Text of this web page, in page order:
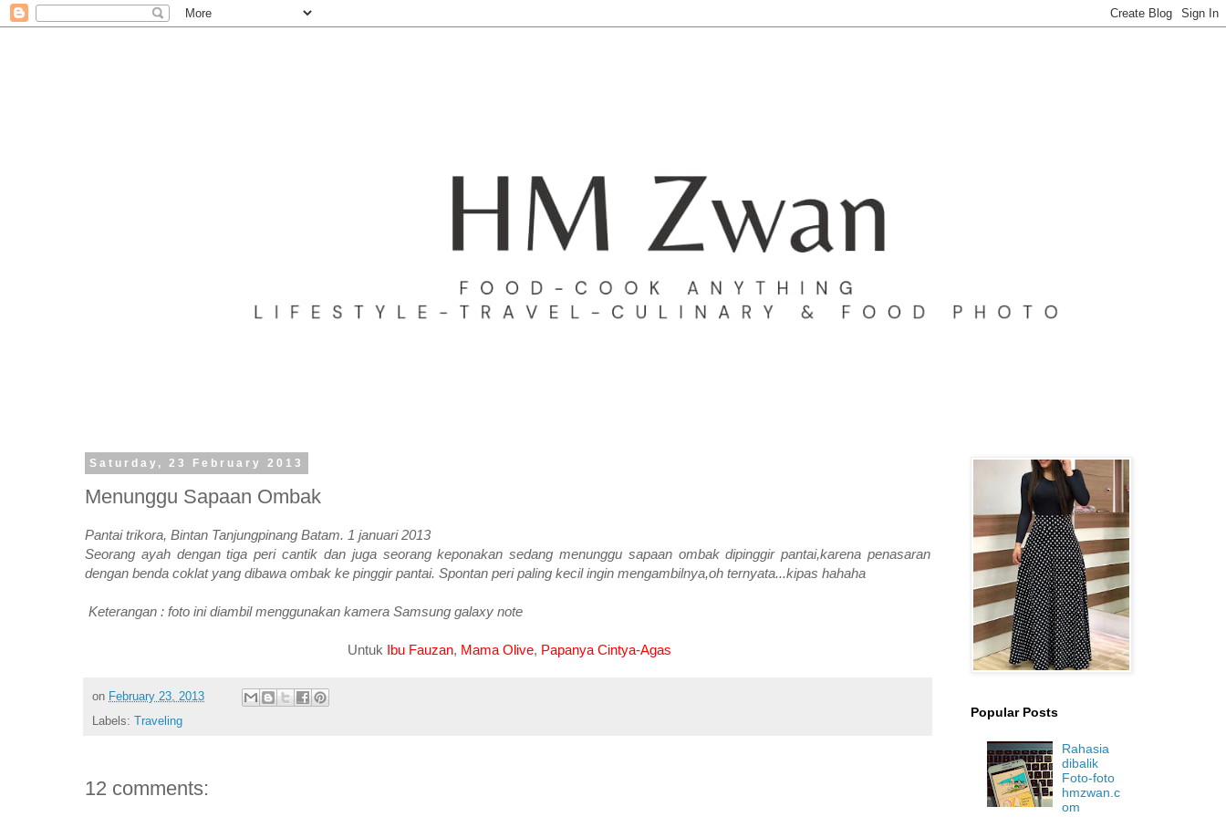
Saturday, 23 February 2013
Menunggu Sapaan Ombak
Pantai trikora, Bintan Tanjungpinang Batam. 1 januari 2013
Seorang ayah dengan tiga peri cantik dan juga seorang keponakan sedang menunggu sapaan ombak dipinggir pantai,karena penasaran
dengan benda coklat yang dibawa ombak ke pinggir pantai. Spontan peri paling kecil ingin mengambilnya,oh ternyata...kipas hahaha
Keterangan : foto ini diambil menggunakan kamera Samsung galaxy note
Untuk Ibu Fauzan, Mama Olive, Papanya Cintya-Agas
on February 23, 2013
Labels: Traveling
12 comments:
Popular Posts
Rahasia
dibalik
Foto-foto
hmzwan.c
om